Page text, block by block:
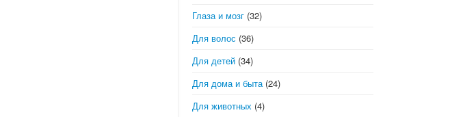
Глаза и мозг (32)
Для волос (36)
Для детей (34)
Для дома и быта (24)
Для животных (4)